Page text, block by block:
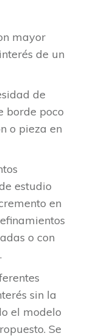
mayor
de un
de
borde poco
o pieza en
estudio
en
o con
sin la
el modelo
Se